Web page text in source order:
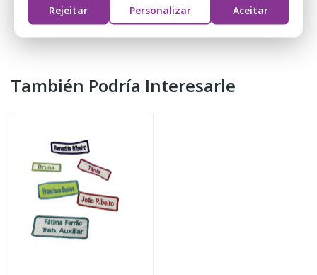
También Podría Interesarle
Rejeitar
Personalizar Aceitar